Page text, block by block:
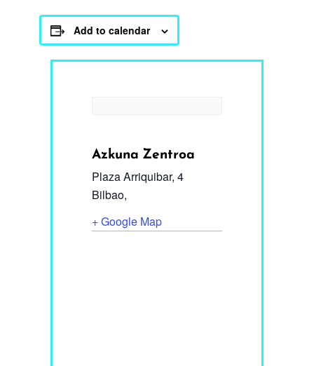
Add to calendar
Azkuna Zentroa
Plaza Arriquibar, 4
Bilbao,
+ Google Map